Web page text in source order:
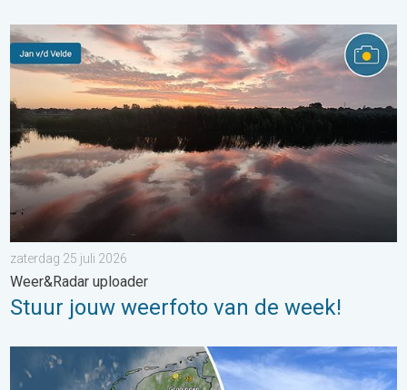
Stuur jouw weerfoto van de week!. Weer&Radar uploader. . .
zaterdag 25 juli 2026
Weer&Radar uploader
Stuur jouw weerfoto van de week!
Fraai zomerweer om eropuit te trekken. Weekendweer. . .